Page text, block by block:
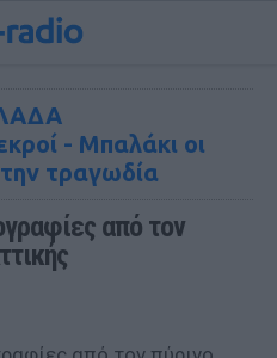
- Μπαλάκι οι
τραγωδία
από τον